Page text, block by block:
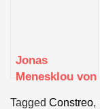
Jonas
Menesklou von
TaggedConstreo,